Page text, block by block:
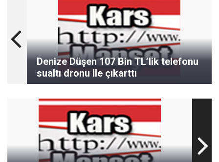
Denize Düşen 107 Bin TL’lik telefonu
sualtı dronu ile çıkarttı